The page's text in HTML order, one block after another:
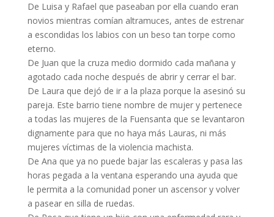
De Luisa y Rafael que paseaban por ella cuando eran
novios mientras comían altramuces, antes de estrenar
a escondidas los labios con un beso tan torpe como
eterno.
De Juan que la cruza medio dormido cada mañana y
agotado cada noche después de abrir y cerrar el bar.
De Laura que dejó de ir a la plaza porque la asesinó su
pareja. Este barrio tiene nombre de mujer y pertenece
a todas las mujeres de la Fuensanta que se levantaron
dignamente para que no haya más Lauras, ni más
mujeres víctimas de la violencia machista.
De Ana que ya no puede bajar las escaleras y pasa las
horas pegada a la ventana esperando una ayuda que
le permita a la comunidad poner un ascensor y volver
a pasear en silla de ruedas.